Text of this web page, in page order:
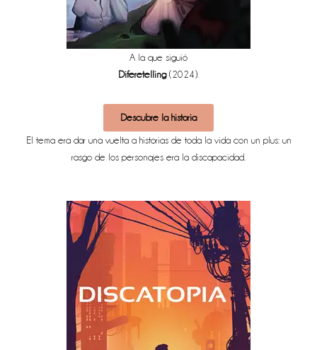
A la que siguió
Diferetelling (2024).
Descubre la historia
El tema era dar una vuelta a historias de toda la vida con un plus: un
rasgo de los personajes era la discapacidad.